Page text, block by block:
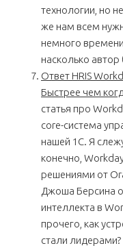
технологии, но
же нам всем
немного
насколько
Ответ HRIS
Быстрее чем
статья про
core-система
нашей 1С. Я
конечно,
решениями от
Джоша Берсина о
интеллекта в
прочего, как
стали